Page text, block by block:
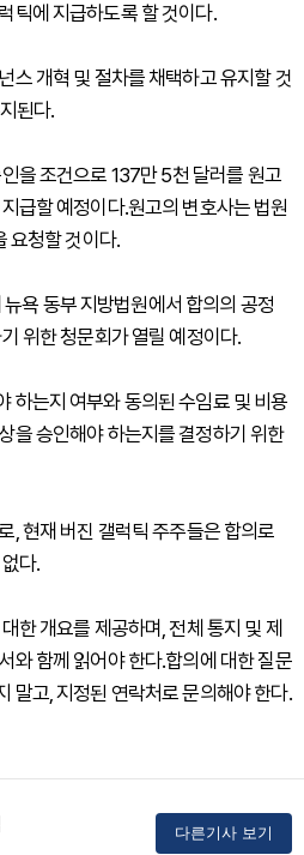
틱에 지급하도록 할 것이다.
스 개혁 및 절차를 채택하고 유지할 것
된다.
을 조건으로 137만 5천 달러를 원고
급할 예정이다.원고의 변호사는 법원
요청할 것이다.
욕 동부 지방법원에서 합의의 공정
위한 청문회가 열릴 예정이다.
하는지 여부와 동의된 수임료 및 비용
을 승인해야 하는지를 결정하기 위한
, 현재 버진 갤럭틱 주주들은 합의로
다.
한 개요를 제공하며, 전체 통지 및 제
와 함께 읽어야 한다.합의에 대한 질문
말고, 지정된 연락처로 문의해야 한다.
다른기사 보기